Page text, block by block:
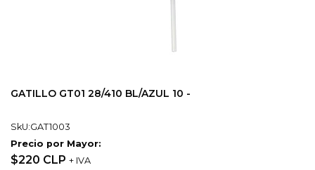
GATILLO GT01 28/410 BL/AZUL 10 -
SkU:GAT1003
Precio por Mayor:
$220 CLP + IVA